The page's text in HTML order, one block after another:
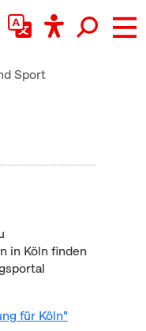
Sport
in Köln finden
für Köln"